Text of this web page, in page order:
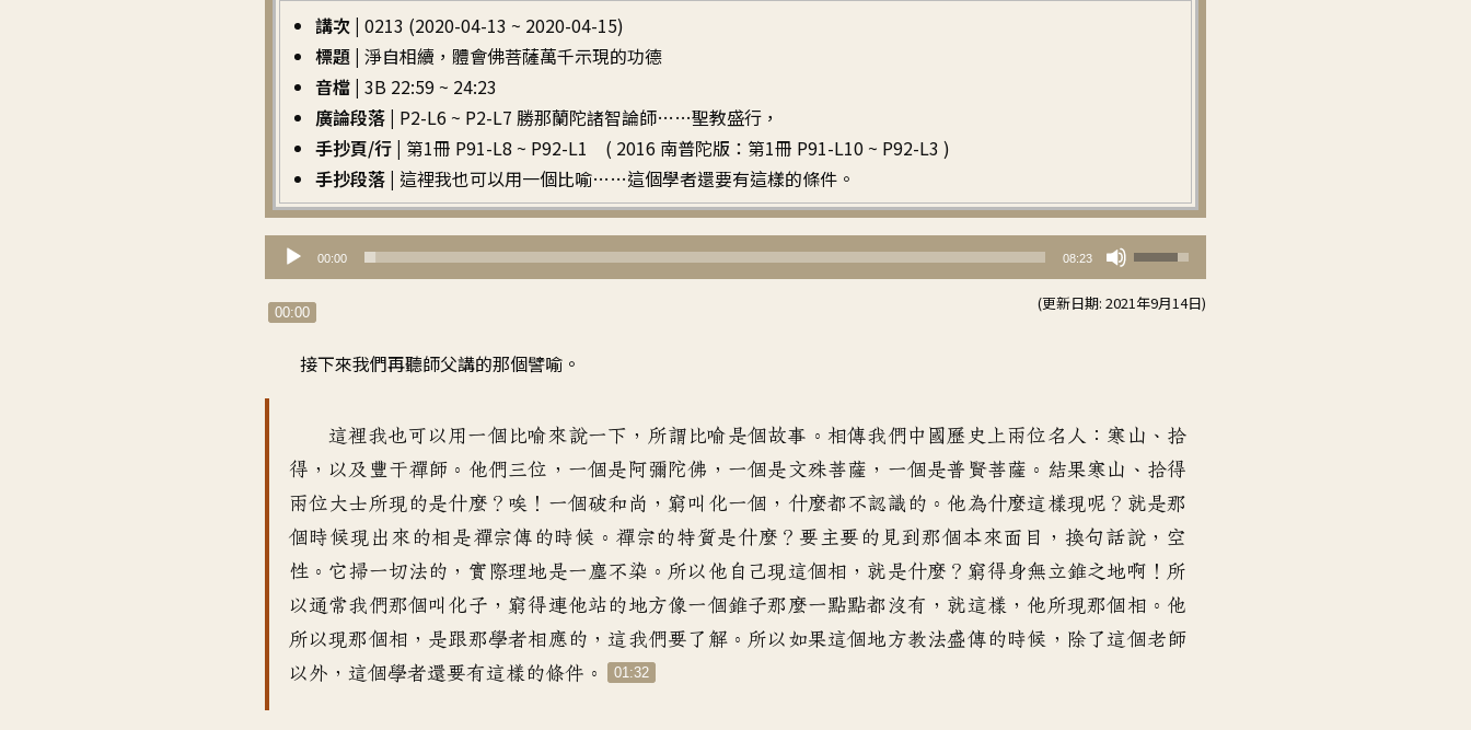
講次 | 0213 (2020-04-13 ~ 2020-04-15)
標題 | 淨自相續，體會佛菩薩萬千示現的功德
音檔 | 3B 22:59 ~ 24:23
廣論段落 | P2-L6 ~ P2-L7 勝那蘭陀諸智論師……聖教盛行，
手抄頁/行 | 第1冊 P91-L8 ~ P92-L1 ( 2016 南普陀版：第1冊 P91-L10 ~ P92-L3 )
手抄段落 | 這裡我也可以用一個比喻……這個學者還要有這樣的條件。
訊
播
00:00 08:23
使
用
向
鍵
以
提
高
低
音
(更新日期: 2021年9月14日)
00:00
接下來我們再聽師父講的那個譬喻。
這裡我也可以用一個比喻來說一下，所謂比喻是個故事。相傳我們中國歷史上兩位名人：寒山、拾
得，以及豐干禪師。他們三位，一個是阿彌陀佛，一個是文殊菩薩，一個是普賢菩薩。結果寒山、拾得
兩位大士所現的是什麼？唉！一個破和尚，窮叫化一個，什麼都不認識的。他為什麼這樣現呢？就是那
個時候現出來的相是禪宗傳的時候。禪宗的特質是什麼？要主要的見到那個本來面目，換句話說，空
性。它掃一切法的，實際理地是一塵不染。所以他自己現這個相，就是什麼？窮得身無立錐之地啊！所
以通常我們那個叫化子，窮得連他站的地方像一個錐子那麼一點點都沒有，就這樣，他所現那個相。他
所以現那個相，是跟那學者相應的，這我們要了解。所以如果這個地方教法盛傳的時候，除了這個老師
以外，這個學者還要有這樣的條件。
01:32